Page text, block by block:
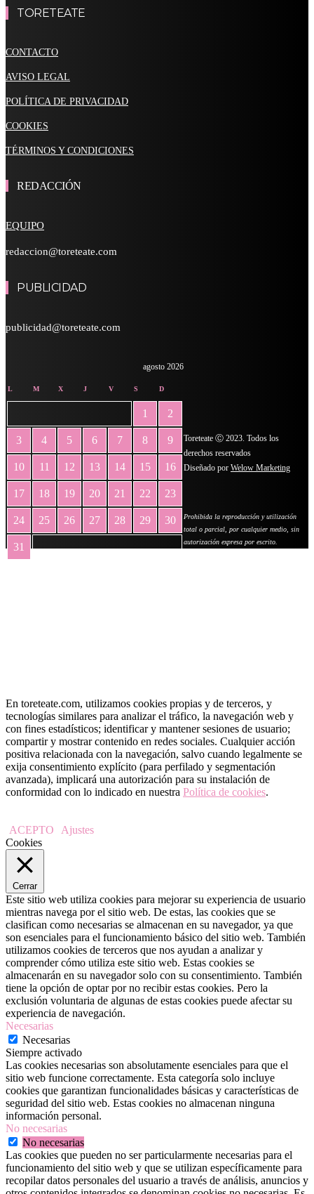
TORETEATE
CONTACTO
AVISO LEGAL
POLÍTICA DE PRIVACIDAD
COOKIES
TÉRMINOS Y CONDICIONES
REDACCIÓN
EQUIPO
redaccion@toreteate.com
PUBLICIDAD
publicidad@toreteate.com
agosto 2026
L M X J V S D
1 2
3 4 5 6 7 8 9
10 11 12 13 14 15 16
17 18 19 20 21 22 23
24 25 26 27 28 29 30
31
Toreteate Ⓒ 2023. Todos los
derechos reservados
Diseñado por Welow Marketing
Prohibida la reproducción y utilización
total o parcial, por cualquier medio, sin
autorización expresa por escrito.
En toreteate.com, utilizamos cookies propias y de terceros, y
tecnologías similares para analizar el tráfico, la navegación web y
con fines estadísticos; identificar y mantener sesiones de usuario;
compartir y mostrar contenido en redes sociales. Cualquier acción
positiva relacionada con la navegación, salvo cuando legalmente se
exija consentimiento explícito (para perfilado y segmentación
avanzada), implicará una autorización para su instalación de
conformidad con lo indicado en nuestra Política de cookies.
ACEPTO
Ajustes
Cookies
Cerrar
Este sitio web utiliza cookies para mejorar su experiencia de usuario
mientras navega por el sitio web. De estas, las cookies que se
clasifican como necesarias se almacenan en su navegador, ya que
son esenciales para el funcionamiento básico del sitio web. También
utilizamos cookies de terceros que nos ayudan a analizar y
comprender cómo utiliza este sitio web. Estas cookies se
almacenarán en su navegador solo con su consentimiento. También
tiene la opción de optar por no recibir estas cookies. Pero la
exclusión voluntaria de algunas de estas cookies puede afectar su
experiencia de navegación.
Necesarias
Necesarias
Siempre activado
Las cookies necesarias son absolutamente esenciales para que el
sitio web funcione correctamente. Esta categoría solo incluye
cookies que garantizan funcionalidades básicas y características de
seguridad del sitio web. Estas cookies no almacenan ninguna
información personal.
No necesarias
No necesarias
Las cookies que pueden no ser particularmente necesarias para el
funcionamiento del sitio web y que se utilizan específicamente para
recopilar datos personales del usuario a través de análisis, anuncios y